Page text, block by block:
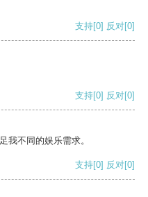
支持[0] 反对[0]
支持[0] 反对[0]
我不同的娱乐需求。
支持[0] 反对[0]